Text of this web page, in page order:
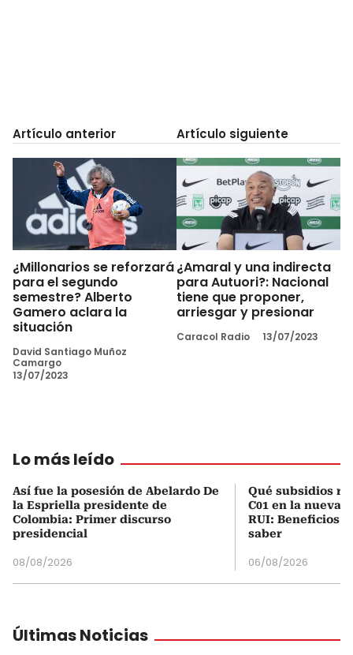
Artículo anterior
¿Millonarios se reforzará
para el segundo
semestre? Alberto
Gamero aclara la
situación
David Santiago Muñoz
Camargo
13/07/2023
Artículo siguiente
¿Amaral y una indirecta
para Autuori?: Nacional
tiene que proponer,
arriesgar y presionar
Caracol Radio 13/07/2023
Lo más leído
Así fue la posesión de Abelardo De
la Espriella presidente de
Colombia: Primer discurso
presidencial
08/08/2026
Qué subsidios
C01 en la nueva
RUI: Beneficios
saber
06/08/2026
Últimas Noticias